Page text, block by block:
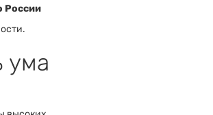
России
ума